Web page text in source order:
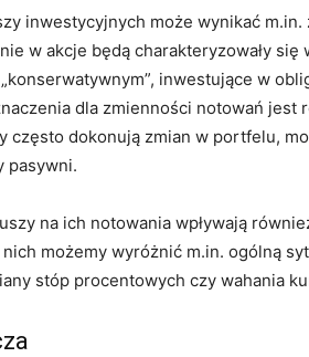
inwestycyjnych może wynikać m.in.
w akcje będą charakteryzowały
inwestujące w
dla zmienności notowań jest
często dokonują zmian w portfelu,
pasywni.
na ich notowania wpływają
możemy wyróżnić m.in. ogólną
stóp procentowych czy wahania